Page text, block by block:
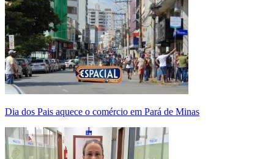
Dia dos Pais aquece o comércio em Pará de Minas